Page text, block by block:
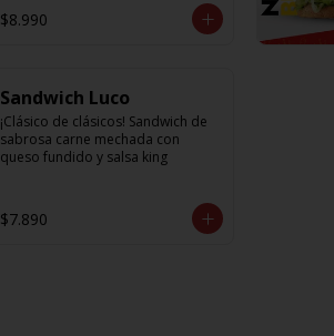
la plancha, queso fundido,
crujientes papitas hilo y salsa
$8.990
Sandwich Luco
¡Clásico de clásicos! Sandwich de
sabrosa carne mechada con
queso fundido y salsa king
$7.890